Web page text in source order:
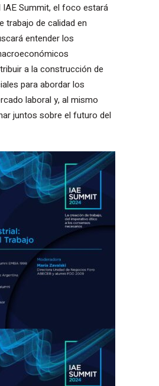
IAE Summit, el foco estará
trabajo de calidad en
entender los
a la construcción de
para abordar los
laboral y, al mismo
juntos sobre el futuro del